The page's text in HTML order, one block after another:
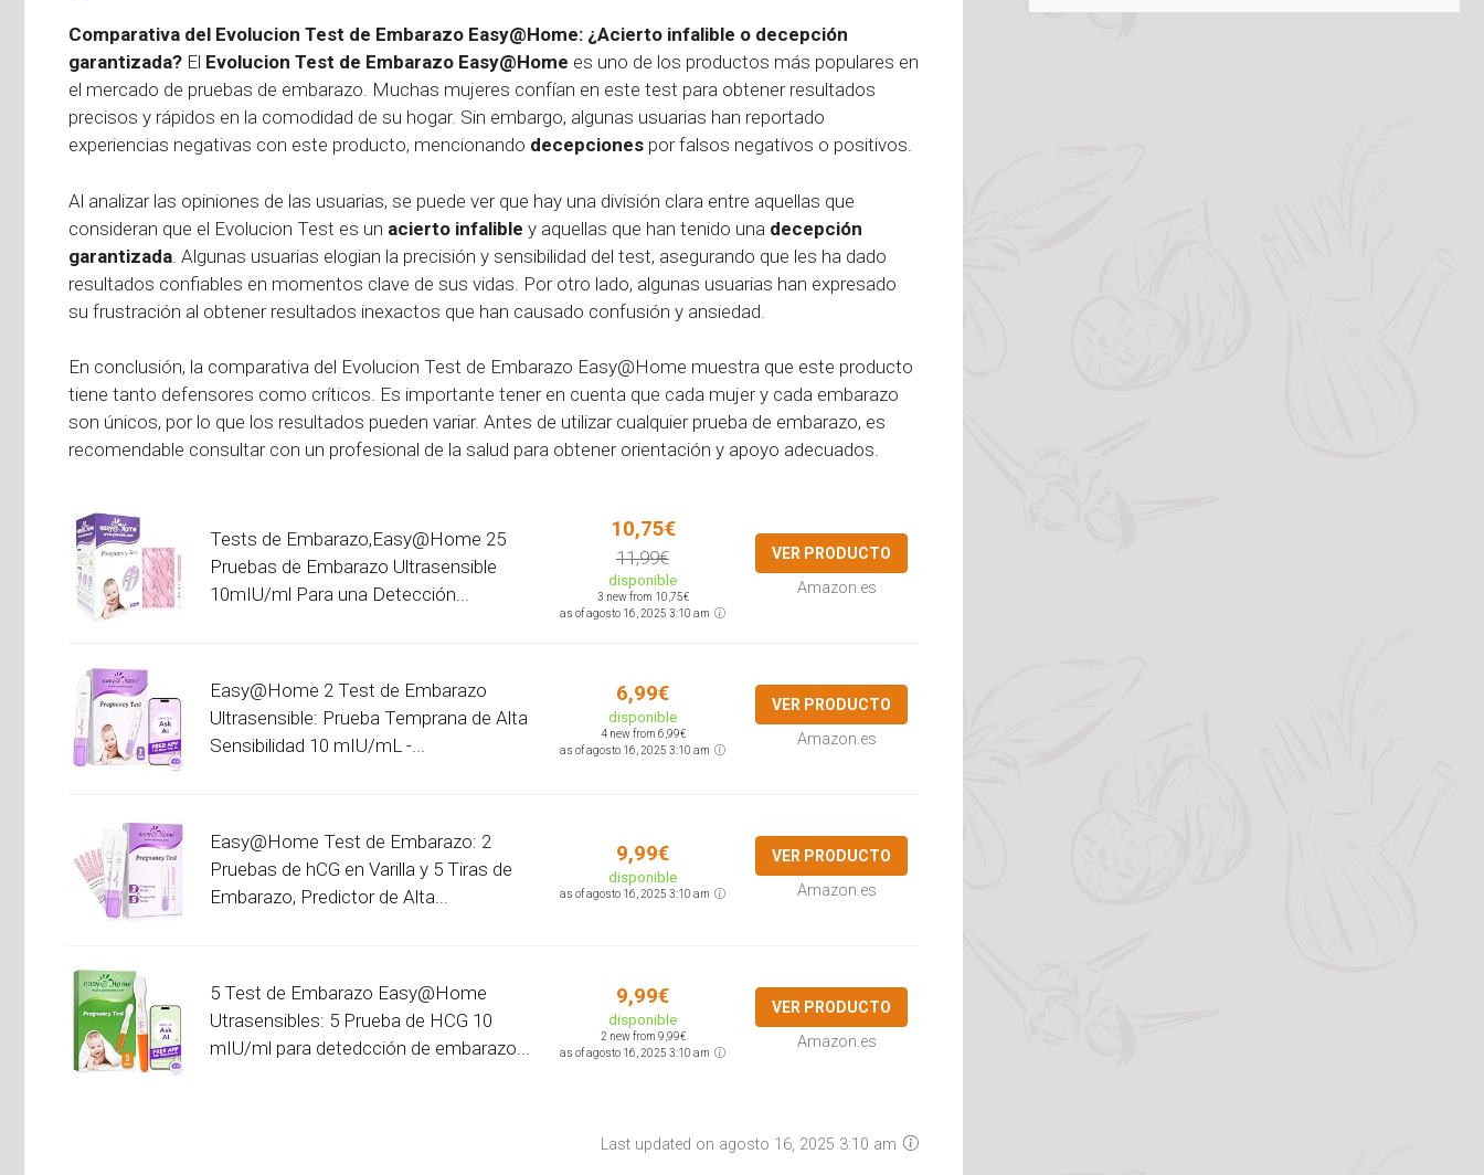
Comparativa del Evolucion Test de Embarazo Easy@Home: ¿Acierto infalible o decepción
garantizada? El Evolucion Test de Embarazo Easy@Home es uno de los productos más populares en
el mercado de pruebas de embarazo. Muchas mujeres confían en este test para obtener resultados
precisos y rápidos en la comodidad de su hogar. Sin embargo, algunas usuarias han reportado
experiencias negativas con este producto, mencionando decepciones por falsos negativos o positivos.
Al analizar las opiniones de las usuarias, se puede ver que hay una división clara entre aquellas que
consideran que el Evolucion Test es un acierto infalible y aquellas que han tenido una decepción
garantizada . Algunas usuarias elogian la precisión y sensibilidad del test, asegurando que les ha dado
resultados confiables en momentos clave de sus vidas. Por otro lado, algunas usuarias han expresado
su frustración al obtener resultados inexactos que han causado confusión y ansiedad.
En conclusión, la comparativa del Evolucion Test de Embarazo Easy@Home muestra que este producto
tiene tanto defensores como críticos. Es importante tener en cuenta que cada mujer y cada embarazo
son únicos, por lo que los resultados pueden variar. Antes de utilizar cualquier prueba de embarazo, es
recomendable consultar con un profesional de la salud para obtener orientación y apoyo adecuados.
Tests de Embarazo,Easy@Home 25
Pruebas de Embarazo Ultrasensible
10mIU/ml Para una Detección...
10,75€
11,99€
disponible
3 new from 10,75€
as of agosto 16, 2025 3:10 am
VER PRODUCTO
Amazon.es
Easy@Home 2 Test de Embarazo
Ultrasensible: Prueba Temprana de Alta
Sensibilidad 10 mIU/mL -...
6,99€
disponible
4 new from 6,99€
as of agosto 16, 2025 3:10 am
VER PRODUCTO
Amazon.es
Easy@Home Test de Embarazo: 2
Pruebas de hCG en Varilla y 5 Tiras de
Embarazo, Predictor de Alta...
9,99€
disponible
as of agosto 16, 2025 3:10 am
VER PRODUCTO
Amazon.es
5 Test de Embarazo Easy@Home
Utrasensibles: 5 Prueba de HCG 10
mIU/ml para detedcción de embarazo...
9,99€
disponible
2 new from 9,99€
as of agosto 16, 2025 3:10 am
VER PRODUCTO
Amazon.es
Last updated on agosto 16, 2025 3:10 am